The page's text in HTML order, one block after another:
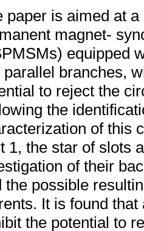
paper is aimed at
magnet-
equipped
parallel branches,
to reject the
the
of this
1, the star of slots
of their
the possible
It is found
the potential to